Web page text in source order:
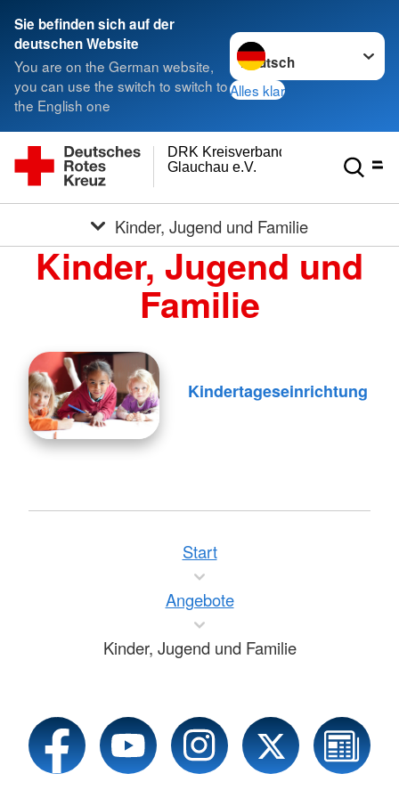
Sie befinden sich auf der
deutschen Website
You are on the German website,
you can use the switch to switch to
the English one
Sprache wechseln zu
Alles klar
Glauchau e.V.
DRK Kreisverband
Kinder, Jugend und Familie
Kinder, Jugend und
Familie
Kindertageseinrichtung
Start
Angebote
Kinder, Jugend und Familie